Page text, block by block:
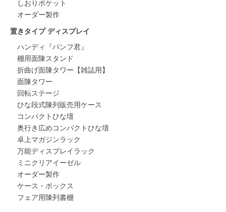
しおりポケット
オーダー製作
置きタイプ ディスプレイ
ハンディ『パンフ君』
棚用面陳スタンド
折曲げ面陳タワー【雑誌用】
面陳タワー
回転ステージ
ひな段式陳列販売用ケース
コンパクトひな壇
奥行き広めコンパクトひな壇
卓上マガジンラック
万能ディスプレイラック
ミニクリアイーゼル
オーダー製作
ケース・ボックス
フェア用陳列書棚